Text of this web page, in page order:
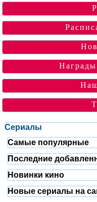
Сериалы
Самые популярные
Последние
Новинки кино
Новые сериалы на